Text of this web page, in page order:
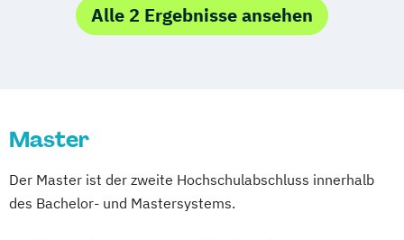
Ostfildern
Schwentinental / Kiel
Frühpädagogik – Leitung und Management
in der frühkindlichen Bildung
Kindheitspädagogik Duales Studium
Komplementäre Heilverfahren in der
Schmerztherapie
Alle 2 Ergebnisse ansehen
Master
Der Master ist der zweite Hochschulabschluss innerhalb
des Bachelor- und Mastersystems.